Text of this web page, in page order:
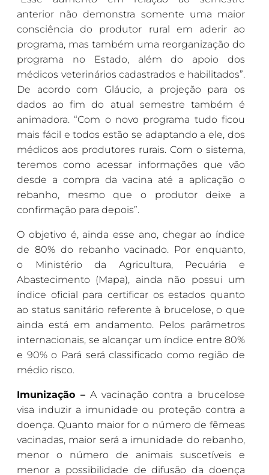
anterior não demonstra somente uma maior
consciência do produtor rural em aderir ao
programa, mas também uma reorganização do
programa no Estado, além do apoio dos
médicos veterinários cadastrados e habilitados”.
De acordo com Gláucio, a projeção para os
dados ao fim do atual semestre também é
animadora. “Com o novo programa tudo ficou
mais fácil e todos estão se adaptando a ele, dos
médicos aos produtores rurais. Com o sistema,
teremos como acessar informações que vão
desde a compra da vacina até a aplicação o
rebanho, mesmo que o produtor deixe a
confirmação para depois”.
O objetivo é, ainda esse ano, chegar ao índice
de 80% do rebanho vacinado. Por enquanto,
o Ministério da Agricultura, Pecuária e
Abastecimento (Mapa), ainda não possui um
índice oficial para certificar os estados quanto
ao status sanitário referente à brucelose, o que
ainda está em andamento. Pelos parâmetros
internacionais, se alcançar um índice entre 80%
e 90% o Pará será classificado como região de
médio risco.
Imunização –A vacinação contra a brucelose
visa induzir a imunidade ou proteção contra a
doença. Quanto maior for o número de fêmeas
vacinadas, maior será a imunidade do rebanho,
menor o número de animais suscetíveis e
menor a possibilidade de difusão da doença